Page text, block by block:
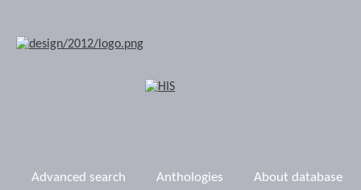
Advanced search Anthologies About database